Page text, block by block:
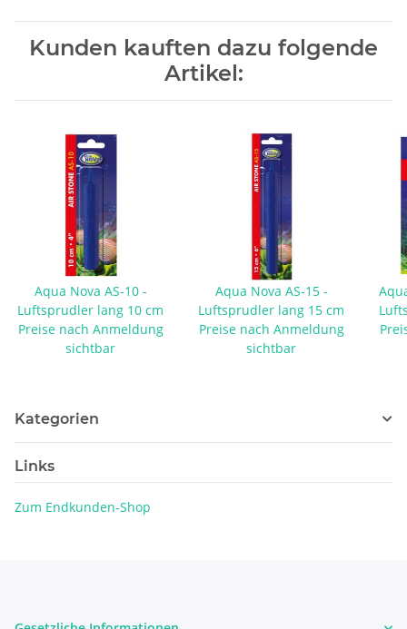
Kunden kauften dazu folgende
Artikel:
Aqua Nova AS-10 -
Luftsprudler lang 10 cm
Preise nach Anmeldung
sichtbar
Aqua Nova AS-15 -
Luftsprudler lang 15 cm
Preise nach Anmeldung
sichtbar
Kategorien
Links
Zum Endkunden-Shop